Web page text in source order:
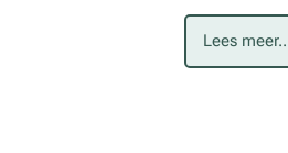
Lees